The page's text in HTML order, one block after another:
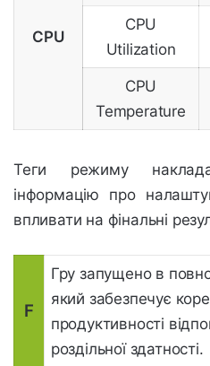
CPU
CPU
Utilization
CPU
Temperature
Теги режиму
інформацію про
впливати на фінальні
F
Гру запущено в
який забезпечує
продуктивності
роздільної здатності.